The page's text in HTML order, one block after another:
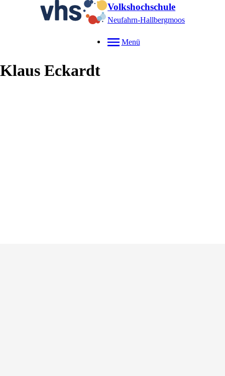
Volkshochschule
Neufahrn-Hallbergmoos
Menü
Klaus Eckardt